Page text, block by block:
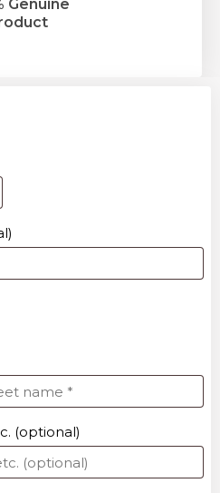
Genuine
(optional)